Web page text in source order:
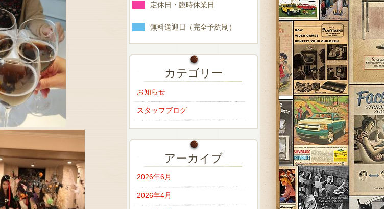
定休日・臨時休業日
無料送迎日（完全予約制）
カテゴリー
お知らせ
スタッフブログ
アーカイブ
2026年6月
2026年4月